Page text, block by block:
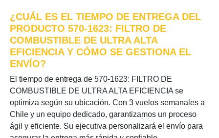
¿CUÁL ES EL TIEMPO DE ENTREGA DEL
PRODUCTO 570-1623: FILTRO DE
COMBUSTIBLE DE ULTRA ALTA
EFICIENCIA Y CÓMO SE GESTIONA EL
ENVÍO?
El tiempo de entrega de 570-1623: FILTRO DE
COMBUSTIBLE DE ULTRA ALTA EFICIENCIA se
optimiza según su ubicación. Con 3 vuelos semanales a
Chile y un equipo dedicado, garantizamos un proceso
ágil y eficiente. Su ejecutiva personalizará el envío para